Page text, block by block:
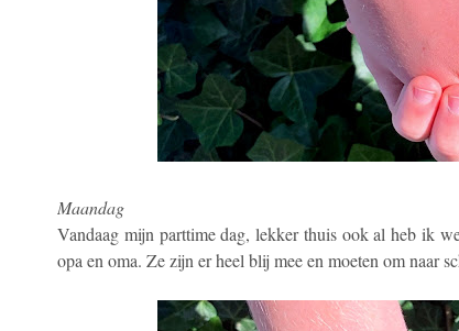
Maandag
Vandaag mijn parttime dag, lekker thuis ook al heb ik
opa en oma. Ze zijn er heel blij mee en moeten om naar